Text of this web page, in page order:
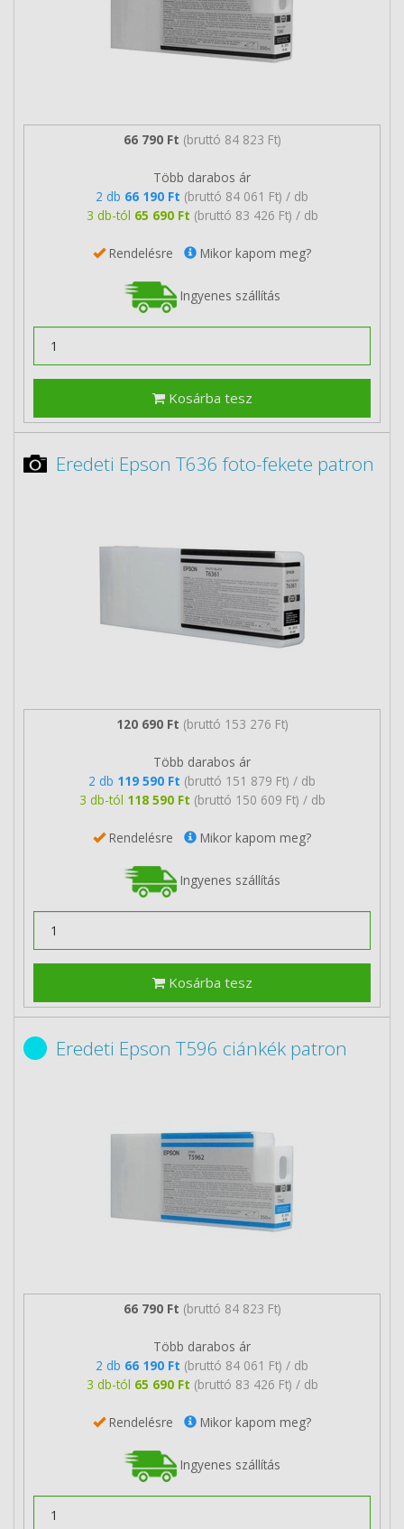
66 790 Ft (bruttó 84 823 Ft)
Több darabos ár
2 db 66 190 Ft (bruttó 84 061 Ft) / db
3 db-tól 65 690 Ft (bruttó 83 426 Ft) / db
Rendelésre Mikor kapom meg?
Ingyenes szállítás
Kosárba tesz
Eredeti Epson T636 foto-fekete patron
120 690 Ft (bruttó 153 276 Ft)
Több darabos ár
2 db 119 590 Ft (bruttó 151 879 Ft) / db
3 db-tól 118 590 Ft (bruttó 150 609 Ft) / db
Rendelésre Mikor kapom meg?
Ingyenes szállítás
Kosárba tesz
Eredeti Epson T596 ciánkék patron
66 790 Ft (bruttó 84 823 Ft)
Több darabos ár
2 db 66 190 Ft (bruttó 84 061 Ft) / db
3 db-tól 65 690 Ft (bruttó 83 426 Ft) / db
Rendelésre Mikor kapom meg?
Ingyenes szállítás